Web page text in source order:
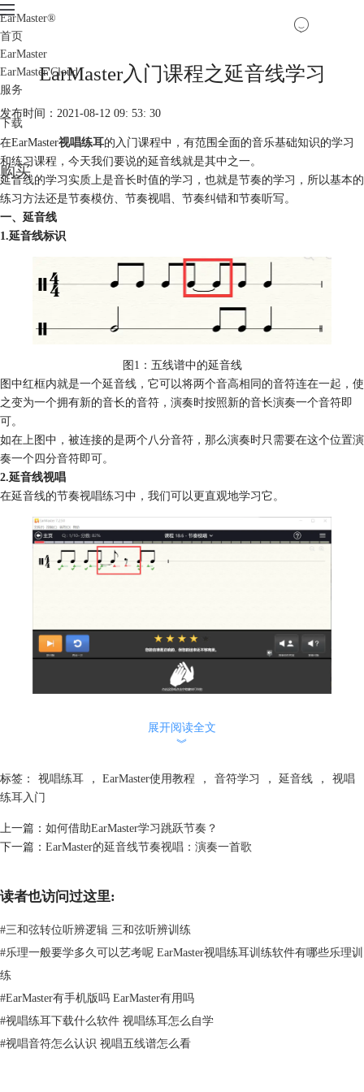
EarMaster®
首页
EarMaster
EarMaster Cloud
服务
下载
购买
EarMaster入门课程之延音线学习
发布时间：2021-08-12 09: 53: 30
在EarMaster视唱练耳的入门课程中，有范围全面的音乐基础知识的学习
和练习课程，今天我们要说的延音线就是其中之一。
延音线的学习实质上是音长时值的学习，也就是节奏的学习，所以基本的
练习方法还是节奏模仿、节奏视唱、节奏纠错和节奏听写。
一、延音线
1.延音线标识
图1：五线谱中的延音线
图中红框内就是一个延音线，它可以将两个音高相同的音符连在一起，使
之变为一个拥有新的音长的音符，演奏时按照新的音长演奏一个音符即
可。
如在上图中，被连接的是两个八分音符，那么演奏时只需要在这个位置演
奏一个四分音符即可。
2.延音线视唱
在延音线的节奏视唱练习中，我们可以更直观地学习它。
上图显示的是一个具有八分音符和八分休止符
两个地方的小三角形是红色的，证明这样的演奏方法是错误的。
正确的演奏方法应该像图3这样，每个三角形都代表我们在其中敲出的音
符节奏位置，连音线下的第二个八分音符应该是不敲出来的，因为它的音
长被加到了前一个音符中，二者合并成为了一个新的
展开阅读全文
︾
标签： 视唱练耳 ， EarMaster使用教程 ， 音符学习 ， 延音线 ，
视唱
练耳入门
上一篇： 如何借助EarMaster学习跳跃节奏？
下一篇： EarMaster的延音线节奏视唱：演奏一首歌
读者也访问过这里:
#三和弦转位听辨逻辑 三和弦听辨训练
#乐理一般要学多久可以艺考呢 EarMaster视唱练耳训练软件有哪些乐理训
练
#EarMaster有手机版吗 EarMaster有用吗
#视唱练耳下载什么软件 视唱练耳怎么自学
#视唱音符怎么认识 视唱五线谱怎么看